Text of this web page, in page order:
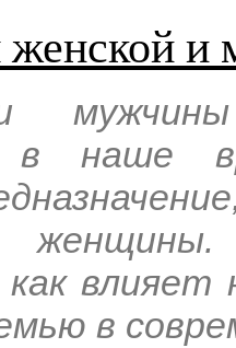
и
наше
влияет
в